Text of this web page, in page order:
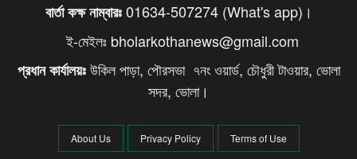
বার্তা কক্ষ নাম্বারঃ01634-507274 (What's app)।
ই-মেইলঃ bholarkothanews@gmail.com
প্রধান কার্যালয়ঃউকিল পাড়া, পৌরসভা ৭নং ওয়ার্ড, চৌধুরী টাওয়ার, ভোলা
সদর, ভোলা।
About Us Privacy Policy Terms of Use